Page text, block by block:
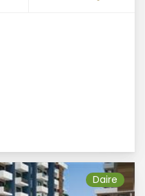
Daire